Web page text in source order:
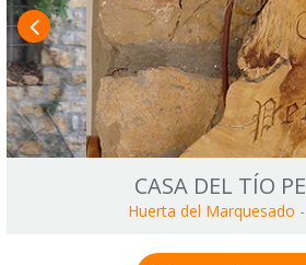
CASA DEL TÍO
Huerta del Marquesado -